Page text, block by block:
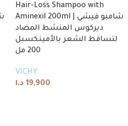
Hair-Loss Shampoo with
Aminexil 200ml | شامبو فيشي
ديركوس المنشط المضاد
لتساقط الشعر بالأمينكسيل
200 مل
VICHY
19,900 د.ا